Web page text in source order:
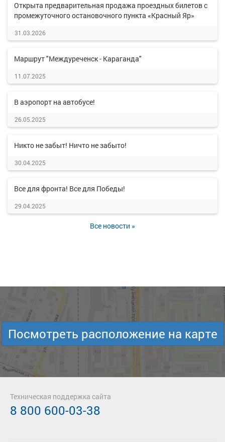
Открыта предварительная продажа проездных билетов с
промежуточного остановочного пункта «Красный Яр»
31.03.2026
Маршрут "Междуреченск - Караганда"
11.07.2025
В аэропорт на автобусе!
26.05.2025
Никто не забыт! Ничто не забыто!
30.04.2025
Все для фронта! Все для Победы!
29.04.2025
Все новости »
Посмотреть расположение на карте
Техническая поддержка сайта
8 800 600-03-38